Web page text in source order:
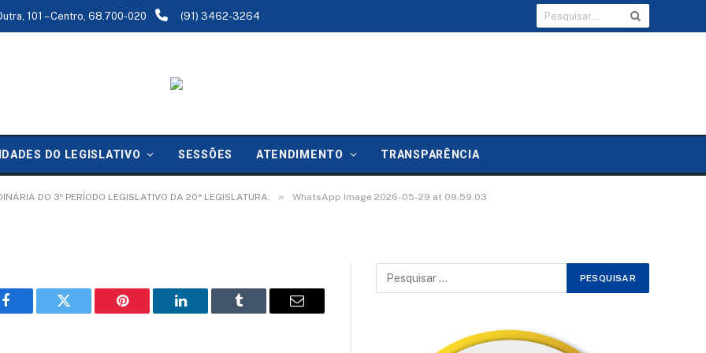
101 – Centro, 68.700-020 (91) 3462-3264
DO LEGISLATIVO SESSÕES ATENDIMENTO TRANSPARÊNCIA
DO 3º PERÍODO LEGISLATIVO DA 20ª LEGISLATURA. » WhatsApp Image 2026-05-29 at 09.59.03
05-29 at 09.59.03
Facebook Twitter Pinterest LinkedIn Tumblr Email